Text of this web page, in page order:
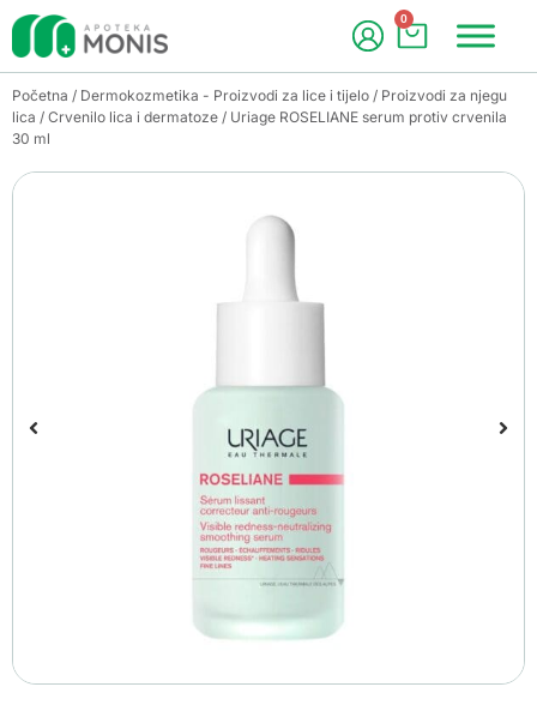
0
Početna / Dermokozmetika - Proizvodi za lice i tijelo / Proizvodi za njegu
lica / Crvenilo lica i dermatoze / Uriage ROSELIANE serum protiv crvenila
30 ml